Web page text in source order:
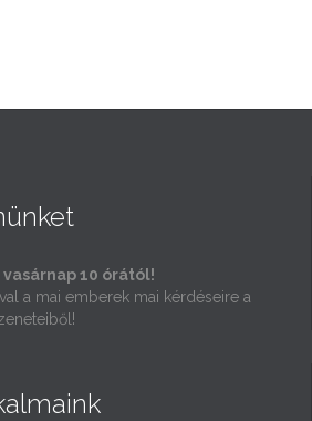
10 órától!
a mai emberek mai kérdéseire a